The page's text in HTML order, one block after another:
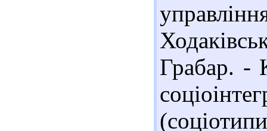
Грабар. -